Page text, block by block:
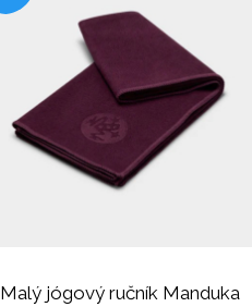
Malý jógový ručník Manduka